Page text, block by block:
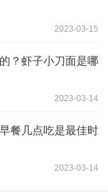
2023-03-15
？虾子小刀面是哪
2023-03-14
餐几点吃是最佳时
2023-03-14